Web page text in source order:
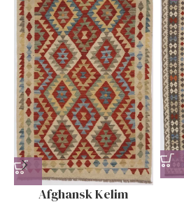
Afghansk Kelim